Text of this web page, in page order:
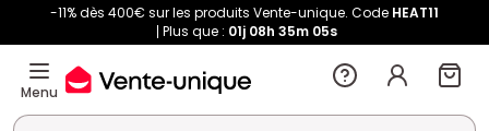
-11% dès 400€ sur les produits Vente-unique. Code HEAT11
Plus que : 01j 08h 35m 04s
Menu